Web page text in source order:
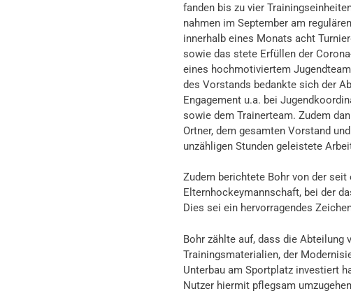
fanden bis zu vier
nahmen im September am
innerhalb eines Monats acht
sowie das stete Erfüllen der
eines hochmotiviertem
des Vorstands bedankte sich der
Engagement u.a. bei
sowie dem Trainerteam. Zudem
Ortner, dem gesamten Vorstand
unzähligen Stunden geleistete
Zudem berichtete Bohr von der
Elternhockeymannschaft, bei der
Dies sei ein hervorragendes
Bohr zählte auf, dass die Abteilung
Trainingsmaterialien, der
Unterbau am Sportplatz investiert
Nutzer hiermit pflegsam